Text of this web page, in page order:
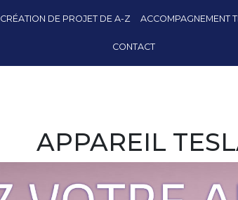
CRÉATION DE PROJET DE A-Z ACCOMPAGNEMENT
CONTACT
APPAREIL